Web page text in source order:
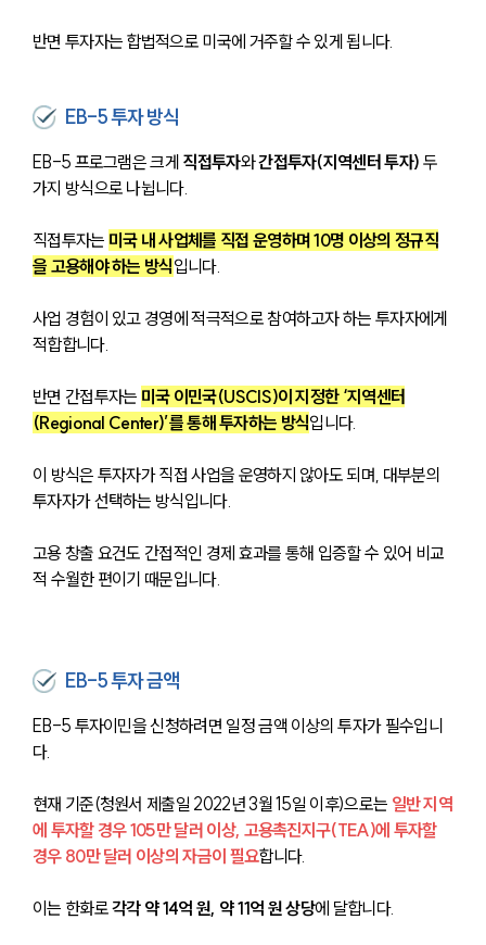
반면 투자자는 합법적으로 미국에 거주할 수 있게 됩니다.
EB-5 투자 방식
EB-5 프로그램은 크게 직접투자와 간접투자(지역센터 투자) 두
가지 방식으로 나뉩니다.
직접투자는 미국 내 사업체를 직접 운영하며 10명 이상의 정규직
을 고용해야 하는 방식입니다.
사업 경험이 있고 경영에 적극적으로 참여하고자 하는 투자자에게
적합합니다.
반면 간접투자는 미국 이민국(USCIS)이 지정한 ‘지역센터
(Regional Center)’를 통해 투자하는 방식입니다.
이 방식은 투자자가 직접 사업을 운영하지 않아도 되며, 대부분의
투자자가 선택하는 방식입니다.
고용 창출 요건도 간접적인 경제 효과를 통해 입증할 수 있어 비교
적 수월한 편이기 때문입니다.
EB-5 투자 금액
EB-5 투자이민을 신청하려면 일정 금액 이상의 투자가 필수입니
다.
현재 기준(청원서 제출일 2022년 3월 15일 이후)으로는 일반 지역
에 투자할 경우 105만 달러 이상, 고용촉진지구(TEA)에 투자할
경우 80만 달러 이상의 자금이 필요합니다.
이는 한화로 각각 약 14억 원, 약 11억 원 상당에 달합니다.